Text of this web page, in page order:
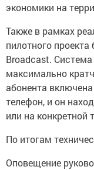
экономики на
Также в рамках
пилотного
Broadcast.
максимально
абонента
телефон, и он
или на конкретной
По итогам
Оповещение